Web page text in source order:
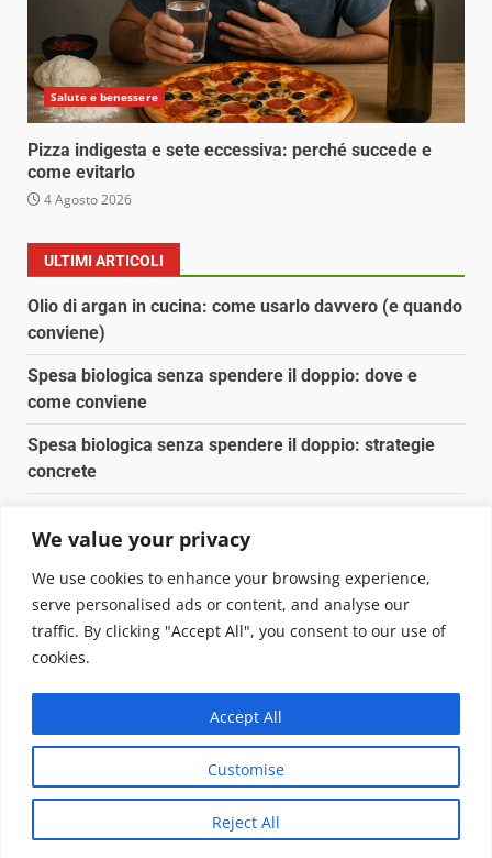
We value your privacy
We use cookies to enhance your browsing experience,
serve personalised ads or content, and analyse our
traffic. By clicking "Accept All", you consent to our use of
cookies.
Customise
Reject All
Accept All
Salute e benessere
Pizza indigesta e sete eccessiva: perché succede e
come evitarlo
4 Agosto 2026
ULTIMI ARTICOLI
Olio di argan in cucina: come usarlo davvero (e quando
conviene)
Spesa biologica senza spendere il doppio: dove e
come conviene
Spesa biologica senza spendere il doppio: strategie
concrete
Pulizia naturale della casa: 3 ingredienti che
sostituiscono 10 prodotti chimici
Copyright © 2025 Biopianeta.it proprietà di Jws Media
Questo blog non è una testata giornalistica, in quanto
viene aggiornato senza alcuna periodicità. Non può
pertanto considerarsi un prodotto editoriale ai sensi
della legge n. 62 del 07.03.2001|DarkNewsvon AF
themes.